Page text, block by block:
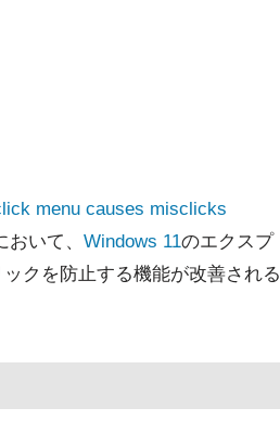
menu causes misclicks
おいて、 Windows 11のエクスプ
クを防止する機能が改善される